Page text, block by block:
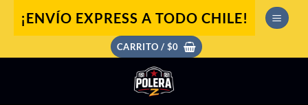
¡ENVÍO EXPRESS A TODO CHILE!
CARRITO / $0